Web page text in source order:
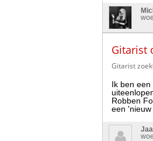
Gitarist
Gitarist
Ik ben
Robben
een